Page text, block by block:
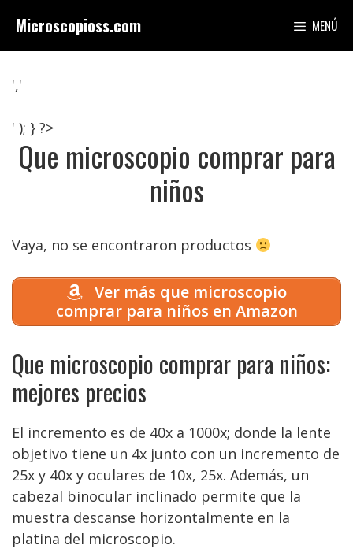
contenido
Microscopioss.com MENÚ
','
' ); } ?>
Que microscopio comprar para
niños
Vaya, no se encontraron productos
Ver más que microscopio
comprar para niños en Amazon
Que microscopio comprar para niños:
mejores precios
El incremento es de 40x a 1000x; donde la lente
objetivo tiene un 4x junto con un incremento de
25x y 40x y oculares de 10x, 25x. Además, un
cabezal binocular inclinado permite que la
muestra descanse horizontalmente en la
platina del microscopio.